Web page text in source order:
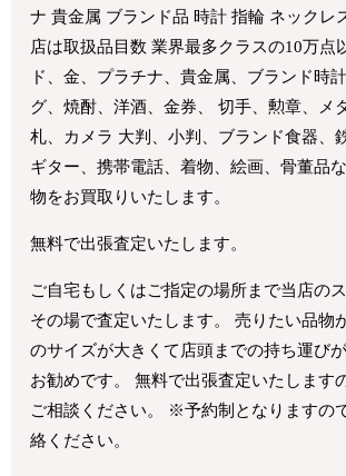
ナ 貴金属 ブランド品 時計 指輪 ネックレ
店は取扱品目数 業界最多クラスの10万点
ド、金、プラチナ、貴金属、ブランド時
グ、焼酎、洋酒、金券、 切手、勲章、メ
札、カメラ 大判、小判、ブランド食器、
ギター、携帯電話、着物、絵画、骨董品
物をお買取りいたします。
無料で出張査定いたします。
ご自宅もしくはご指定の場所まで当店の
その場で査定いたします。 売りたい品物
のサイズが大きくて店頭までの持ち運び
お勧めです。 無料で出張査定いたします
ご相談ください。 ※予約制となりますの
絡ください。